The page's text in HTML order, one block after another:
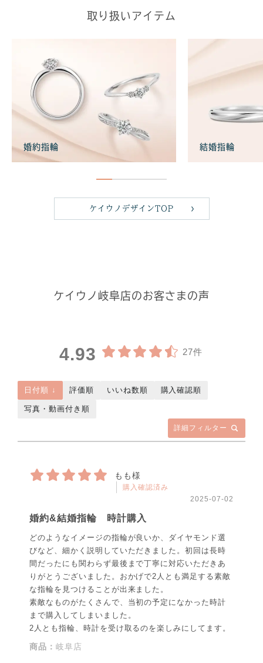
取り扱いアイテム
婚約指輪 結婚指輪
ケイウノデザインTOP
ケイウノ岐阜店のお客さまの声
4.93 27件
詳細フィルター
日付順 ↓ 評価順 いいね数順 購入確認順
写真・動画付き順
もも様
購入確認済み
2025-07-02
婚約&結婚指輪 時計購入
どのようなイメージの指輪が良いか、ダイヤモンド選
びなど、細かく説明していただきました。初回は長時
間だったにも関わらず最後まで丁寧に対応いただきあ
りがとうございました。おかげで2人とも満足する素敵
な指輪を見つけることが出来ました。
素敵なものがたくさんで、当初の予定になかった時計
まで購入してしまいました。
2人とも指輪、時計を受け取るのを楽しみにしてます。
商品： 岐阜店